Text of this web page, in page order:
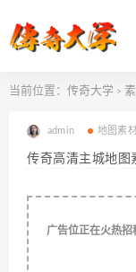
当前位置： 传奇大学 >
admin 地图素
传奇高清主城地图
广告位正在火热招